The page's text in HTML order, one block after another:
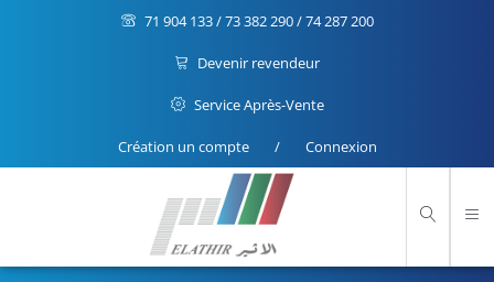
71 904 133 / 73 382 290 / 74 287 200
Devenir revendeur
Service Après-Vente
Création un compte / Connexion